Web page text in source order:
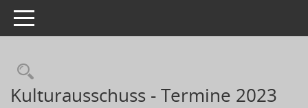
Toggle navigation
Kulturausschuss - Termine 2023